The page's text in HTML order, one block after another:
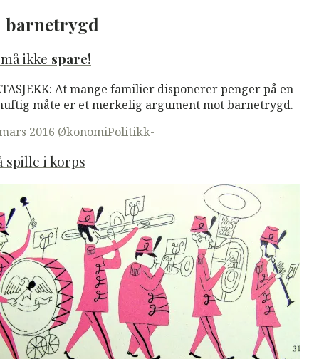
barnetrygd
ikke spare!
At mange familier disponerer penger på en
måte er et merkelig argument mot barnetrygd.
2016 ØkonomiPolitikk-
spille i korps